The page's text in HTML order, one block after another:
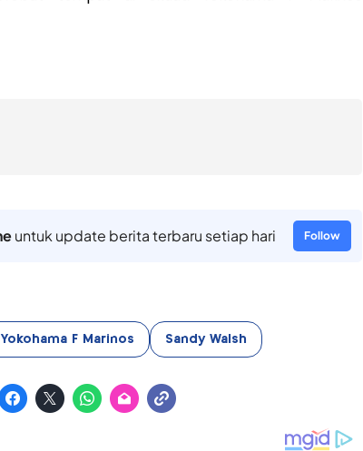
untuk update berita terbaru setiap hari Follow
Yokohama F Marinos Sandy Walsh